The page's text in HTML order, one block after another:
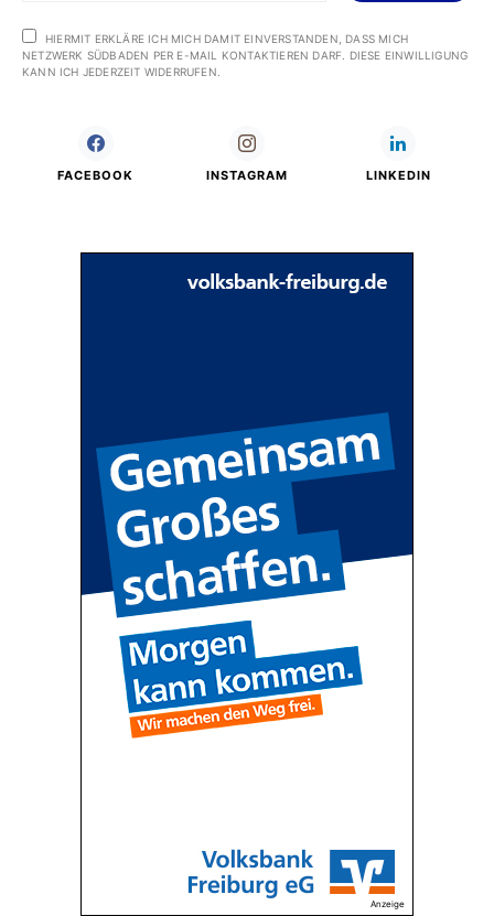
HIERMIT ERKLÄRE ICH MICH DAMIT EINVERSTANDEN, DASS MICH
NETZWERK SÜDBADEN PER E-MAIL KONTAKTIEREN DARF. DIESE EINWILLIGUNG
KANN ICH JEDERZEIT WIDERRUFEN.
FACEBOOK INSTAGRAM LINKEDIN
Anzeige